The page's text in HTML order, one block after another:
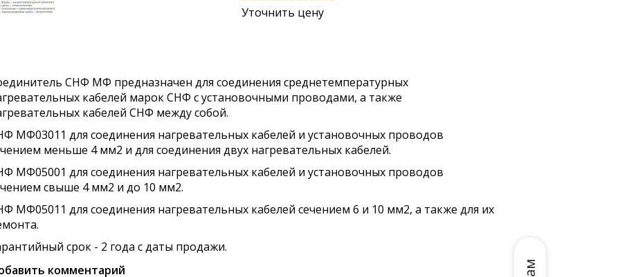
Уточнить цену
СНФ МФ предназначен для соединения среднетемпературных
кабелей марок СНФ с установочными проводами, а также
кабелей СНФ между собой.
МФ­03­01­1 для соединения нагревательных кабелей и установочных проводов
меньше 4 мм2 и для соединения двух нагревательных кабелей.
МФ­05­00­1 для соединения нагревательных кабелей и установочных проводов
свыше 4 мм2 и до 10 мм2.
МФ­05­01­1 для соединения нагревательных кабелей сечением 6 и 10 мм2, а также для их
срок - 2 года с даты продажи.
комментарий